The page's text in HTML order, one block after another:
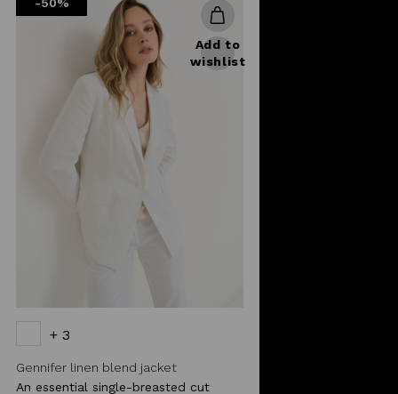
Add to
wishlist
+ 3
Gennifer linen blend jacket
An essential single-breasted cut